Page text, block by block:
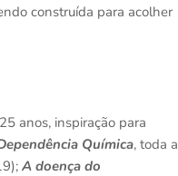
construída para acolher
anos, inspiração para
Química, toda a
A doença do